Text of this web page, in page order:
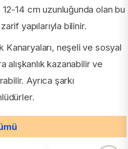
12-14 cm uzunluğunda olan bu
yapılarıyla bilinir.
Kanaryaları, neşeli ve sosyal
alışkanlık kazanabilir ve
Ayrıca şarkı